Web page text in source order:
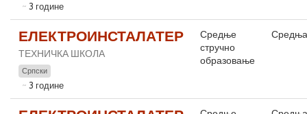
3 године
ЕЛЕКТРОИНСТАЛАТЕР
ТЕХНИЧКА ШКОЛА
Српски
3 године
Средње
стручно
образовање